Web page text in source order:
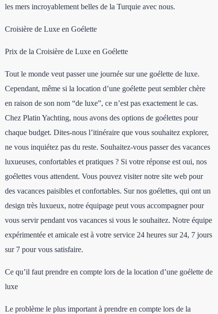
les mers incroyablement belles de la Turquie avec nous.
Croisière de Luxe en Goélette
Prix de la Croisière de Luxe en Goélette
Tout le monde veut passer une journée sur une goélette de luxe.
Cependant, même si la location d’une goélette peut sembler chère
en raison de son nom “de luxe”, ce n’est pas exactement le cas.
Chez Platin Yachting, nous avons des options de goélettes pour
chaque budget. Dites-nous l’itinéraire que vous souhaitez explorer,
ne vous inquiétez pas du reste. Souhaitez-vous passer des vacances
luxueuses, confortables et pratiques ? Si votre réponse est oui, nos
goélettes vous attendent. Vous pouvez visiter notre site web pour
des vacances paisibles et confortables. Sur nos goélettes, qui ont un
design très luxueux, notre équipage peut vous accompagner pour
vous servir pendant vos vacances si vous le souhaitez. Notre équipe
expérimentée et amicale est à votre service 24 heures sur 24, 7 jours
sur 7 pour vous satisfaire.
Ce qu’il faut prendre en compte lors de la location d’une goélette de
luxe
Le problème le plus important à prendre en compte lors de la